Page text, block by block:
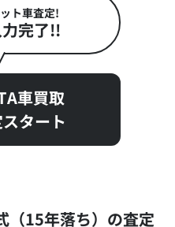
ト車査定!
完了!!
車買取
タート
（15年落ち）の査定